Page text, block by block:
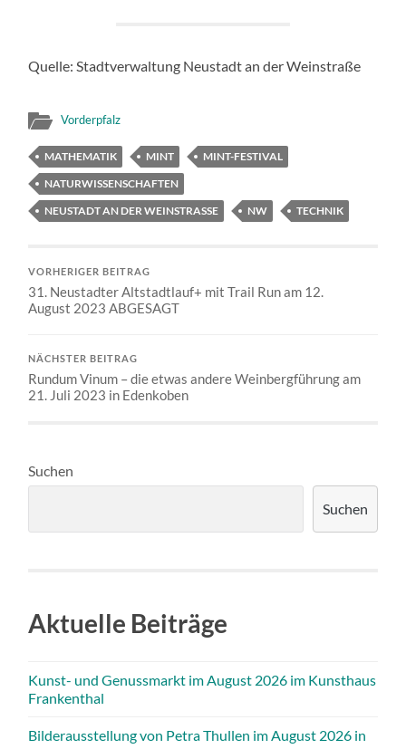
Quelle: Stadtverwaltung Neustadt an der Weinstraße
Vorderpfalz
MATHEMATIK MINT
MINT-FESTIVAL
NATURWISSENSCHAFTEN
NEUSTADT AN DER WEINSTRASSE
NW TECHNIK
VORHERIGER BEITRAG
31. Neustadter Altstadtlauf+ mit Trail Run am 12.
August 2023 ABGESAGT
NÄCHSTER BEITRAG
Rundum Vinum – die etwas andere Weinbergführung am
21. Juli 2023 in Edenkoben
Suchen
Suchen
Aktuelle Beiträge
Kunst- und Genussmarkt im August 2026 im Kunsthaus
Frankenthal
Bilderausstellung von Petra Thullen im August 2026 in